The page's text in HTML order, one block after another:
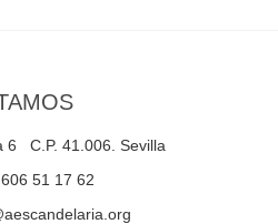
6 C.P. 41.006. Sevilla
51 17 62